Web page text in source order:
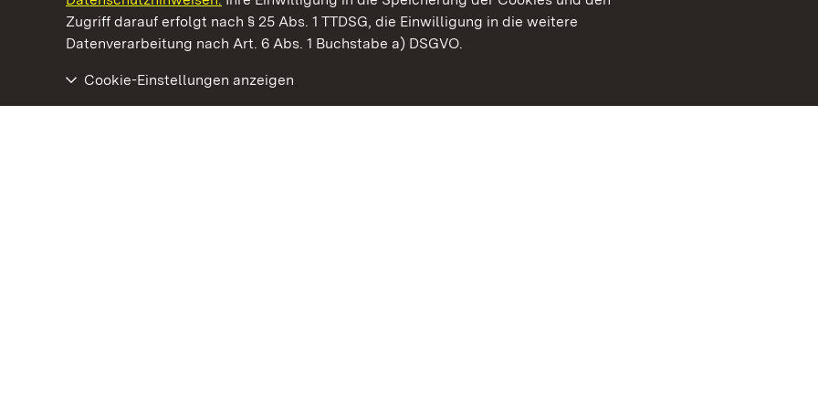
Zugriff darauf erfolgt nach § 25 Abs. 1 TTDSG, die Einwilligung in die weitere
Datenverarbeitung nach Art. 6 Abs. 1 Buchstabe a) DSGVO.
Cookie-Einstellungen anzeigen
Kommen. Staunen. Genießen.